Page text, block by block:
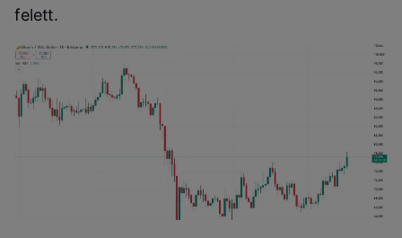
felett.